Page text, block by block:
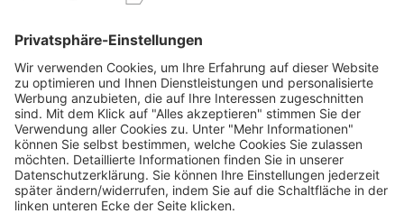
FOLGEN SIE UNS
Barrierefreiheit Cookie-Einstellungen Widerrufsrecht